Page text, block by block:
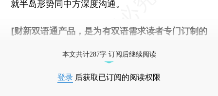
就半岛形势同中方深度沟通。
[财新双语通产品，是为有双语需求读者专门订制的
本文共计287字 订阅后继续阅读
登录 后获取已订阅的阅读权限